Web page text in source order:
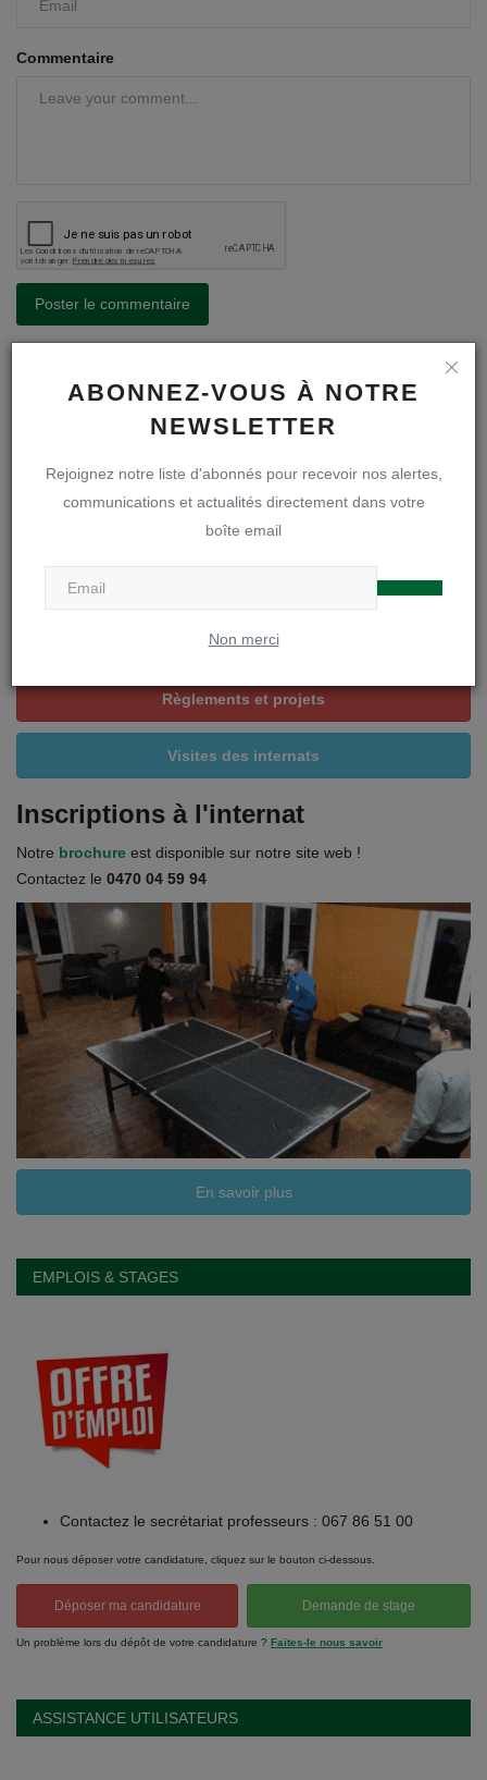
ABONNEZ-VOUS À NOTRE
NEWSLETTER
Rejoignez notre liste d'abonnés pour recevoir nos alertes,
communications et actualités directement dans votre
boîte email
Non merci
Commentaire
Poster le commentaire
Inscriptions en première secondaire
Brochure « A la découverte de notre DOA »
Règlements et projets
Visites des internats
Inscriptions à l'internat
Notre brochure est disponible sur notre site web !
Contactez le 0470 04 59 94
En savoir plus
EMPLOIS & STAGES
Contactez le secrétariat professeurs : 067 86 51 00
Pour nous déposer votre candidature, cliquez sur le bouton ci-dessous.
Déposer ma candidature Demande de stage
Un problème lors du dépôt de votre candidature ? Faites-le nous savoir
ASSISTANCE UTILISATEURS